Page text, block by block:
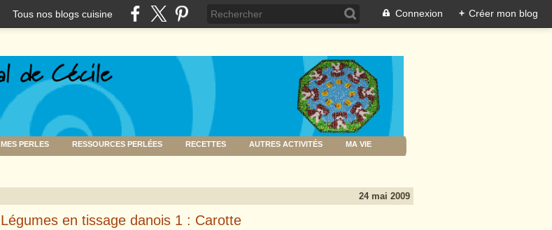
Tous nos blogs cuisine Connexion + Créer mon blog
MES PERLES RESSOURCES PERLÉES RECETTES AUTRES ACTIVITÉS MA VIE
24 mai 2009
Légumes en tissage danois 1 : Carotte